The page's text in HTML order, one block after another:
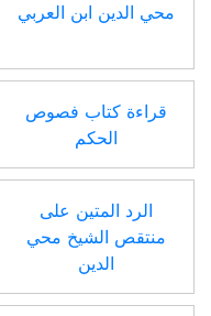
محي الدين ابن العربي
قراءة كتاب فصوص
الحكم
الرد المتين على
منتقص الشيخ محي
الدين